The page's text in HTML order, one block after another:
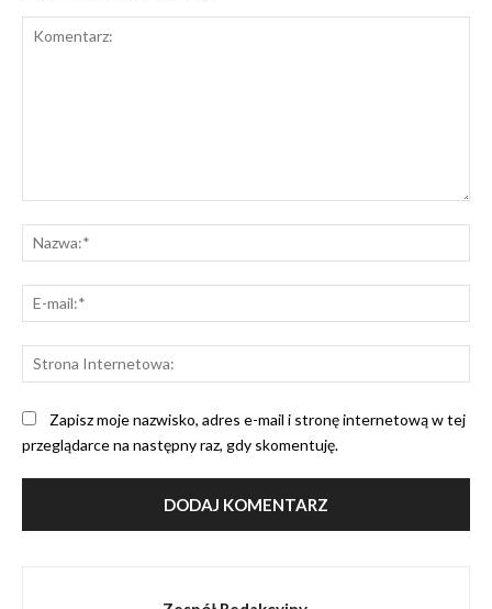
Zapisz moje nazwisko, adres e-mail i stronę internetową w tej
przeglądarce na następny raz, gdy skomentuję.